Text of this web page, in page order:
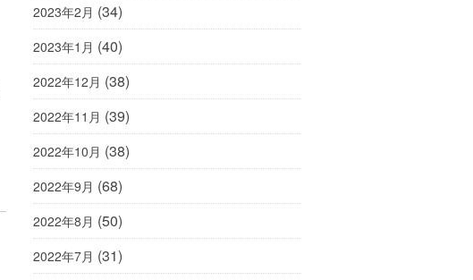
2023年2月 (34)
2023年1月 (40)
2022年12月 (38)
2022年11月 (39)
2022年10月 (38)
2022年9月 (68)
2022年8月 (50)
2022年7月 (31)